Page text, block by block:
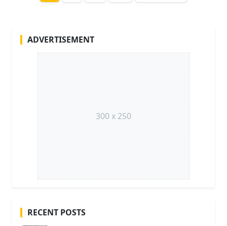
ADVERTISEMENT
300 x 250
RECENT POSTS